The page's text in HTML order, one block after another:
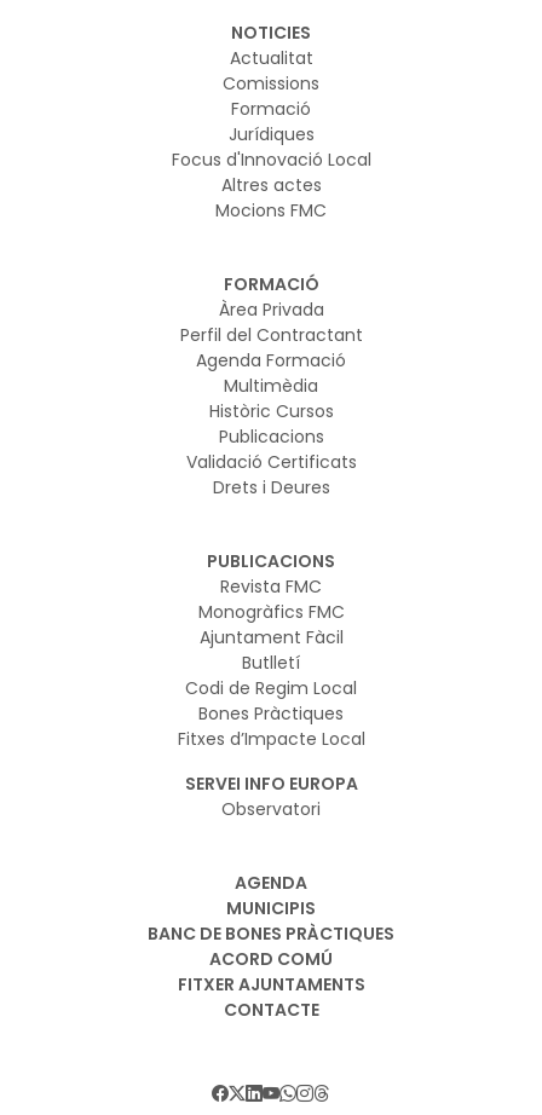
NOTICIES
Actualitat
Comissions
Formació
Jurídiques
Focus d'Innovació Local
Altres actes
Mocions FMC
FORMACIÓ
Àrea Privada
Perfil del Contractant
Agenda Formació
Multimèdia
Històric Cursos
Publicacions
Validació Certificats
Drets i Deures
PUBLICACIONS
Revista FMC
Monogràfics FMC
Ajuntament Fàcil
Butlletí
Codi de Regim Local
Bones Pràctiques
Fitxes d’Impacte Local
SERVEI INFO EUROPA
Observatori
AGENDA
MUNICIPIS
BANC DE BONES PRÀCTIQUES
ACORD COMÚ
FITXER AJUNTAMENTS
CONTACTE